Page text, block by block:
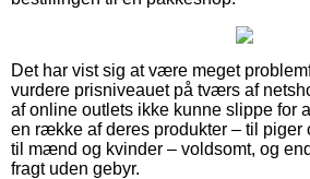
Det har vist sig at være meget
vurdere prisniveauet på tværs af
af online outlets ikke kunne slippe for
en række af deres produkter – til piger
til mænd og kvinder – voldsomt, og
fragt uden gebyr.